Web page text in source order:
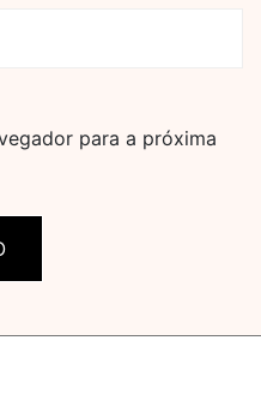
para a próxima